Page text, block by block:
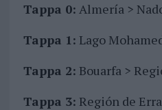
Tappa 0: Almería >
Tappa 1: Lago
Tappa 2: Bouarfa >
Tappa 3: Región de